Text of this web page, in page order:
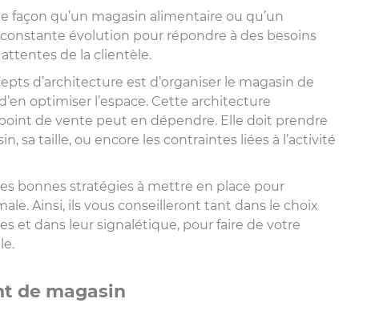
façon qu’un magasin alimentaire ou qu’un
évolution pour répondre à des besoins
de la clientèle.
d’architecture est d’organiser le magasin de
optimiser l’espace. Cette architecture
de vente peut en dépendre. Elle doit prendre
sa taille, ou encore les contraintes liées à l’activité
bonnes stratégies à mettre en place pour
Ainsi, ils vous conseilleront tant dans le choix
et dans leur signalétique, pour faire de votre
de magasin